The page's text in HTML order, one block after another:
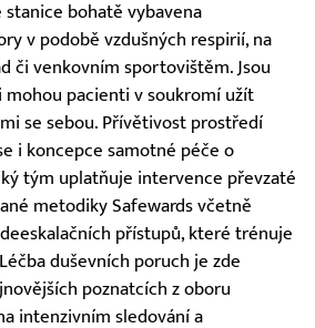
bohatě vybavena
v podobě vzdušných respirií, na
či venkovním sportovištěm. Jsou
mohou pacienti v soukromí užít
se sebou. Přívětivost prostředí
i koncepce samotné péče o
tým uplatňuje intervence převzaté
metodiky Safewards včetně
přístupů, které trénuje
duševních poruch je zde
poznatcích z oboru
intenzivním sledování a